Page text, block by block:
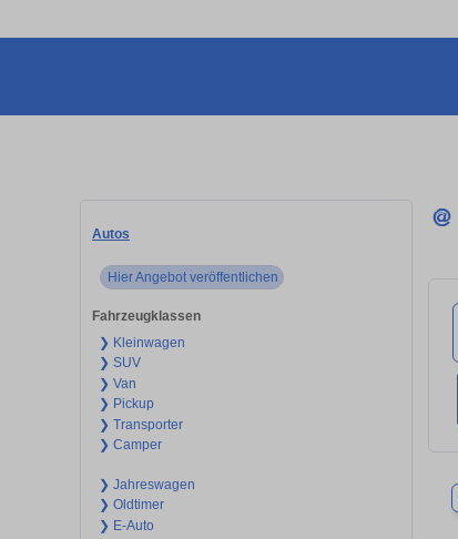
Autos
Hier Angebot veröffentlichen
Fahrzeugklassen
❯ Kleinwagen
❯ SUV
❯ Van
❯ Pickup
❯ Transporter
❯ Camper
❯ Jahreswagen
❯ Oldtimer
❯ E-Auto